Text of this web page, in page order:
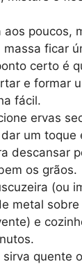
aos poucos,
massa ficar
certo é
e formar
fácil.
ervas
um toque
descansar
os grãos.
(ou
metal
e
quente